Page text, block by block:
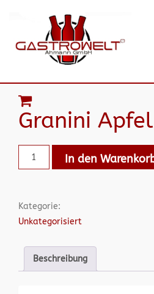
Granini
In den
Kategorie:
Unkategorisiert
Beschreibung